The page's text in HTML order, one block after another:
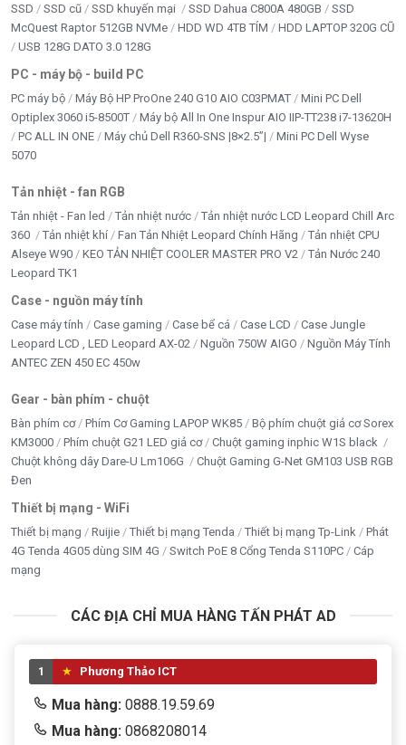
Tốc độ đọc Lên đến 4000 MB/s
Tốc độ ghi
Nhiệt độ hoạt
động
0°C ~ 70°C
Bảo hành
Xuất xứ
SSD SSD cũ SSD khuyến mại SSD Dahua C800A 480GB
SSD
McQuest Raptor 512GB NVMe
HDD WD 4TB TÍM
HDD LAPTOP 320G CŨ
USB 128G DATO 3.0 128G
PC - máy bộ - build PC
PC máy bộ Máy Bộ HP ProOne 240 G10 AIO C03PMAT
Mini PC Dell
Optiplex 3060 i5-8500T
Máy bộ All In One Inspur AIO IIP-TT238 i7-13620H
PC ALL IN ONE
Máy chủ Dell R360-SNS |8×2.5”|
Mini PC Dell Wyse
5070
Tản nhiệt - fan RGB
Tản nhiệt - Fan led Tản nhiệt nước
Tản nhiệt nước LCD Leopard Chill Arc
360
Tản nhiệt khí Fan Tản Nhiệt Leopard Chính Hãng
Tản nhiệt CPU
Alseye W90
KEO TẢN NHIỆT COOLER MASTER PRO V2
Tản Nước 240
Leopard TK1
Case - nguồn máy tính
Case máy tính Case gaming Case bể cá Case LCD
Case Jungle
Leopard LCD , LED Leopard AX-02
Nguồn 750W AIGO
Nguồn Máy Tính
ANTEC ZEN 450 EC 450w
Gear - bàn phím - chuột
Bàn phím cơ Phím Cơ Gaming LAPOP WK85
Bộ phím chuột giả cơ Sorex
KM3000
Phím chuột G21 LED giả cơ
Chuột gaming inphic W1S black
Chuột không dây Dare-U Lm106G
Chuột Gaming G-Net GM103 USB RGB
Đen
Thiết bị mạng - WiFi
Thiết bị mạng Ruijie Thiết bị mạng Tenda Thiết bị mạng Tp-Link
Phát
4G Tenda 4G05 dùng SIM 4G
Switch PoE 8 Cổng Tenda S110PC
Cáp
mạng
CÁC ĐỊA CHỈ MUA HÀNG TẤN PHÁT AD
1 Phương Thảo ICT
Mua hàng: 0888.19.59.69
Mua hàng: 0868208014